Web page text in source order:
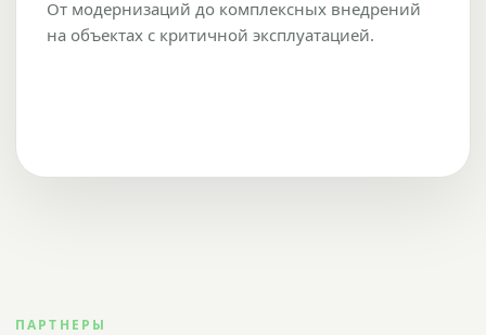
От модернизаций до комплексных внедрений
на объектах с критичной эксплуатацией.
ПАРТНЕРЫ